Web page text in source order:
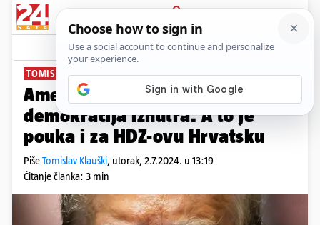
PRIJAVA
News Komentari
TOMISLAV KLAUŠKI
Amerika pokazuje kako se ruši
demokracija iznutra. A to je
pouka i za HDZ-ovu Hrvatsku
PišeTomislav Klauški, utorak, 2.7.2024. u 13:19
Čitanje članka: 3 min